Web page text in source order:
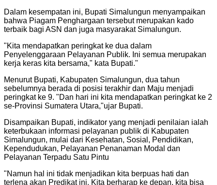
Dalam kesempatan ini, Bupati Simalungun menyampaikan
bahwa Piagam Penghargaan tersebut merupakan kado
terbaik bagi ASN dan juga masyarakat Simalungun.
"Kita mendapatkan peringkat ke dua dalam
Penyelenggaraan Pelayanan Publik. Ini semua merupakan
kerja keras kita bersama," kata Bupati."
Menurut Bupati, Kabupaten Simalungun, dua tahun
sebelumnya berada di posisi terakhir dan Maju menjadi
peringkat ke 9. "Dan hari ini kita mendapatkan peringkat ke 2
se-Provinsi Sumatera Utara,"ujar Bupati.
Disampaikan Bupati, indikator yang menjadi penilaian ialah
keterbukaan informasi pelayanan publik di Kabupaten
Simalungun, mulai dari Kesehatan, Sosial, Pendidikan,
Kependudukan, Pelayanan Penanaman Modal dan
Pelayanan Terpadu Satu Pintu
"Namun hal ini tidak menjadikan kita berpuas hati dan
terlena akan Predikat ini. Kita berharap ke depan, kita bisa